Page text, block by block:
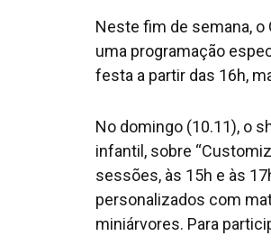
Neste fim de semana, o
uma programação
festa a partir das 16h,
No domingo (10.11), o
infantil, sobre
sessões, às 15h e às
personalizados com
miniárvores. Para